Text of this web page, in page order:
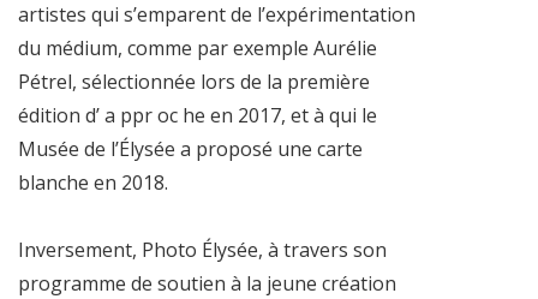
artistes qui s’emparent de l’expérimentation
du médium, comme par exemple Aurélie
Pétrel, sélectionnée lors de la première
édition d’ a ppr oc he en 2017, et à qui le
Musée de l’Élysée a proposé une carte
blanche en 2018.
Inversement, Photo Élysée, à travers son
programme de soutien à la jeune création